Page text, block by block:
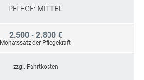
PFLEGE: MITTEL
2.500 - 2.800 €
Monatssatz der Pflegekraft
zzgl. Fahrtkosten